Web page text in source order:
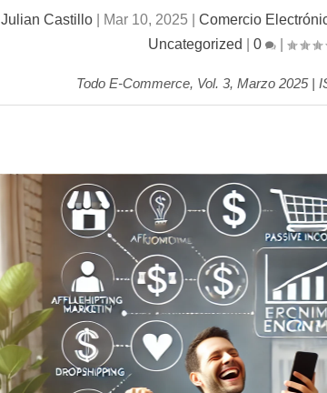
Julian Castillo| Mar 10, 2025 Comercio
Uncategorized
|0 |
Todo E-Commerce, Vol. 3, Marzo 2025 |